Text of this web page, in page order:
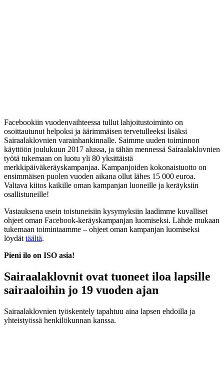
Facebookiin vuodenvaihteessa tullut lahjoitustoiminto on
osoittautunut helpoksi ja äärimmäisen tervetulleeksi lisäksi
Sairaalaklovnien varainhankinnalle. Saimme uuden toiminnon
käyttöön joulukuun 2017 alussa, ja tähän mennessä Sairaalaklovnien
työtä tukemaan on luotu yli 80 yksittäistä
merkkipäiväkeräyskampanjaa. Kampanjoiden kokonaistuotto on
ensimmäisen puolen vuoden aikana ollut lähes 15 000 euroa.
Valtava kiitos kaikille oman kampanjan luoneille ja keräyksiin
osallistuneille!
Vastauksena usein toistuneisiin kysymyksiin laadimme kuvalliset
ohjeet oman Facebook-keräyskampanjan luomiseksi. Lähde mukaan
tukemaan toimintaamme – ohjeet oman kampanjan luomiseksi
löydät täältä.
Pieni ilo on ISO asia!
Sairaalaklovnit ovat tuoneet iloa lapsille
sairaaloihin jo 19 vuoden ajan
Sairaalaklovnien työskentely tapahtuu aina lapsen ehdoilla ja
yhteistyössä henkilökunnan kanssa.